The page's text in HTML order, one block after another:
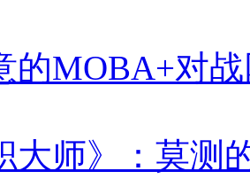
的MOBA+对
大师》：莫测